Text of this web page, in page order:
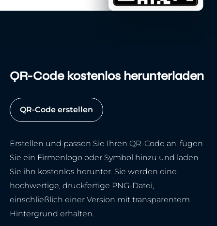
QR-Code kostenlos herunterladen
QR-Code erstellen
Erstellen und passen Sie Ihren QR-Code an, fügen
Sie ein Firmenlogo oder Symbol hinzu und laden
Sie ihn kostenlos herunter. Sie werden eine
hochwertige, druckfertige PNG-Datei,
einschließlich einer Version mit transparentem
Hintergrund erhalten.